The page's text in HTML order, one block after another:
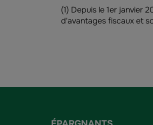
(1) Depuis le 1er janvier
d'avantages fiscaux et